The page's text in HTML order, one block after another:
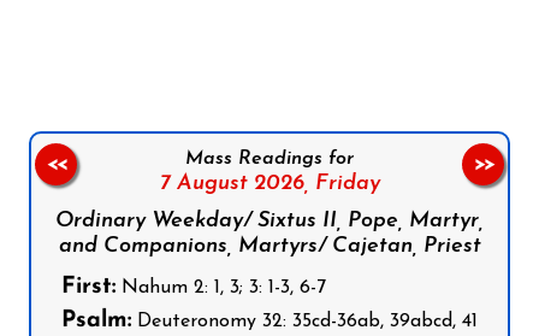
Mass Readings for
7 August 2026, Friday
Ordinary Weekday/ Sixtus II, Pope, Martyr,
and Companions, Martyrs/ Cajetan, Priest
First: Nahum 2: 1, 3; 3: 1-3, 6-7
Psalm: Deuteronomy 32: 35cd-36ab, 39abcd, 41
<< >>